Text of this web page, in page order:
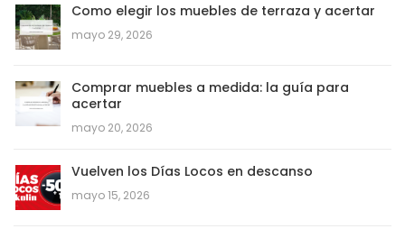
Como elegir los muebles de terraza y acertar
mayo 29, 2026
Comprar muebles a medida: la guía para
acertar
mayo 20, 2026
Vuelven los Días Locos en descanso
mayo 15, 2026